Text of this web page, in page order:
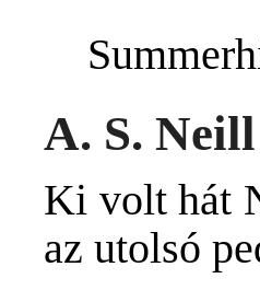
A. S.
Ki volt hát
az utolsó